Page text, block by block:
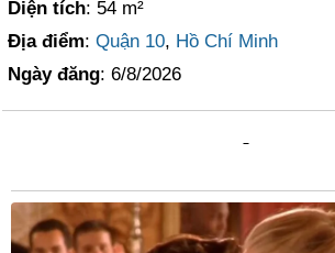
Diện tích: 54 m²
Địa điểm:Quận 10, Hồ Chí Minh
Ngày đăng: 6/8/2026